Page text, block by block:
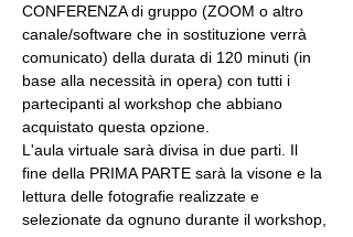
CONFERENZA di gruppo (ZOOM o altro
canale/software che in sostituzione verrà
comunicato) della durata di 120 minuti (in
base alla necessità in opera) con tutti i
partecipanti al workshop che abbiano
acquistato questa opzione.
L'aula virtuale sarà divisa in due parti. Il
fine della PRIMA PARTE sarà la visone e la
lettura delle fotografie realizzate e
selezionate da ognuno durante il workshop,